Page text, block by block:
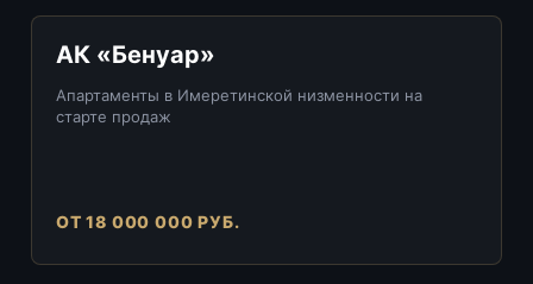
АК «Бенуар»
Апартаменты в Имеретинской низменности на
старте продаж
ОТ 18 000 000 РУБ.